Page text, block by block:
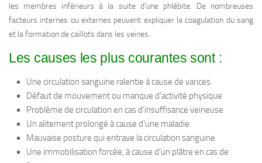
les membres inférieurs à la suite d’une phlébite. De nombreuses
facteurs internes ou externes peuvent expliquer la coagulation du sang
et la formation de caillots dans les veines.
Les causes les plus courantes sont :
Une circulation sanguine ralentie à cause de varices
Défaut de mouvement ou manque d’activité physique
Problème de circulation en cas d’insuffisance veineuse
Un alitement prolongé à cause d’une maladie
Mauvaise posture qui entrave la circulation sanguine
Une immobilisation forcée, à cause d’un plâtre en cas de